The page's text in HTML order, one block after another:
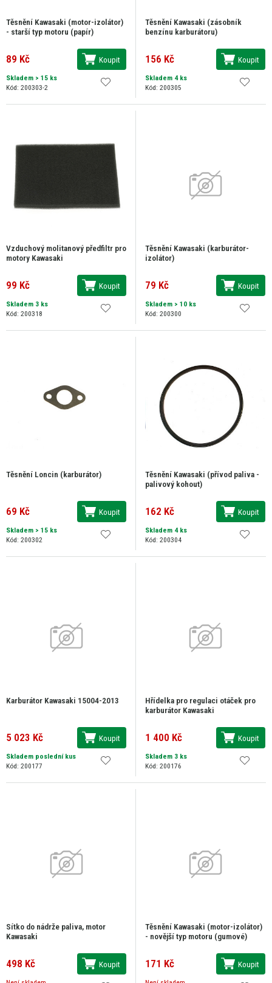
Těsnění Kawasaki (motor-izolátor)
- starší typ motoru (papír)
89 Kč Koupit
Skladem > 15 ks
Kód: 200303-2
Těsnění Kawasaki (zásobník
benzínu karburátoru)
156 Kč Koupit
Skladem 4 ks
Kód: 200305
Vzduchový molitanový předfiltr pro
motory Kawasaki
99 Kč Koupit
Skladem 3 ks
Kód: 200318
Těsnění Kawasaki (karburátor-
izolátor)
79 Kč Koupit
Skladem > 10 ks
Kód: 200300
Těsnění Loncin (karburátor)
69 Kč Koupit
Skladem > 15 ks
Kód: 200302
Těsnění Kawasaki (přívod paliva -
palivový kohout)
162 Kč Koupit
Skladem 4 ks
Kód: 200304
Karburátor Kawasaki 15004-2013
5 023 Kč Koupit
Skladem poslední kus
Kód: 200177
Hřídelka pro regulaci otáček pro
karburátor Kawasaki
1 400 Kč Koupit
Skladem 3 ks
Kód: 200176
Sítko do nádrže paliva, motor
Kawasaki
498 Kč Koupit
Těsnění Kawasaki (motor-izolátor)
- novější typ motoru (gumové)
171 Kč Koupit